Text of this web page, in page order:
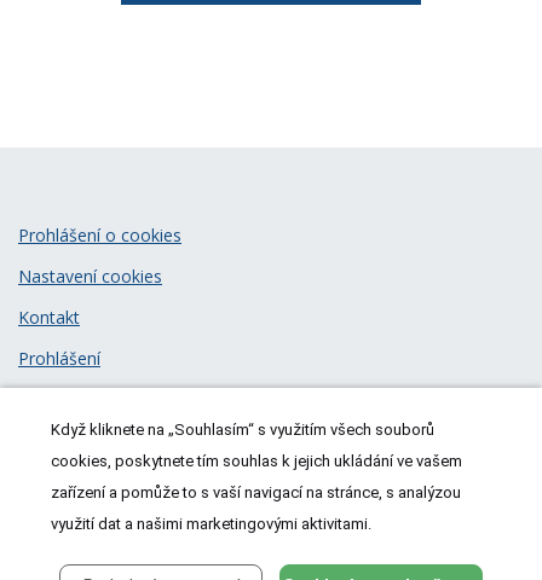
© 2026MeDitorial| ISSN 1805-3408
Prohlášení o cookies
Nastavení cookies
Kontakt
Prohlášení
Když kliknete na „Souhlasím“ s využitím všech souborů
cookies, poskytnete tím souhlas k jejich ukládání ve vašem
zařízení a pomůže to s vaší navigací na stránce, s analýzou
využití dat a našimi marketingovými aktivitami.